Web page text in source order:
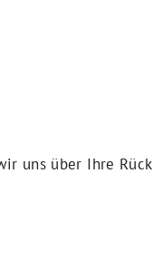
uns über Ihre